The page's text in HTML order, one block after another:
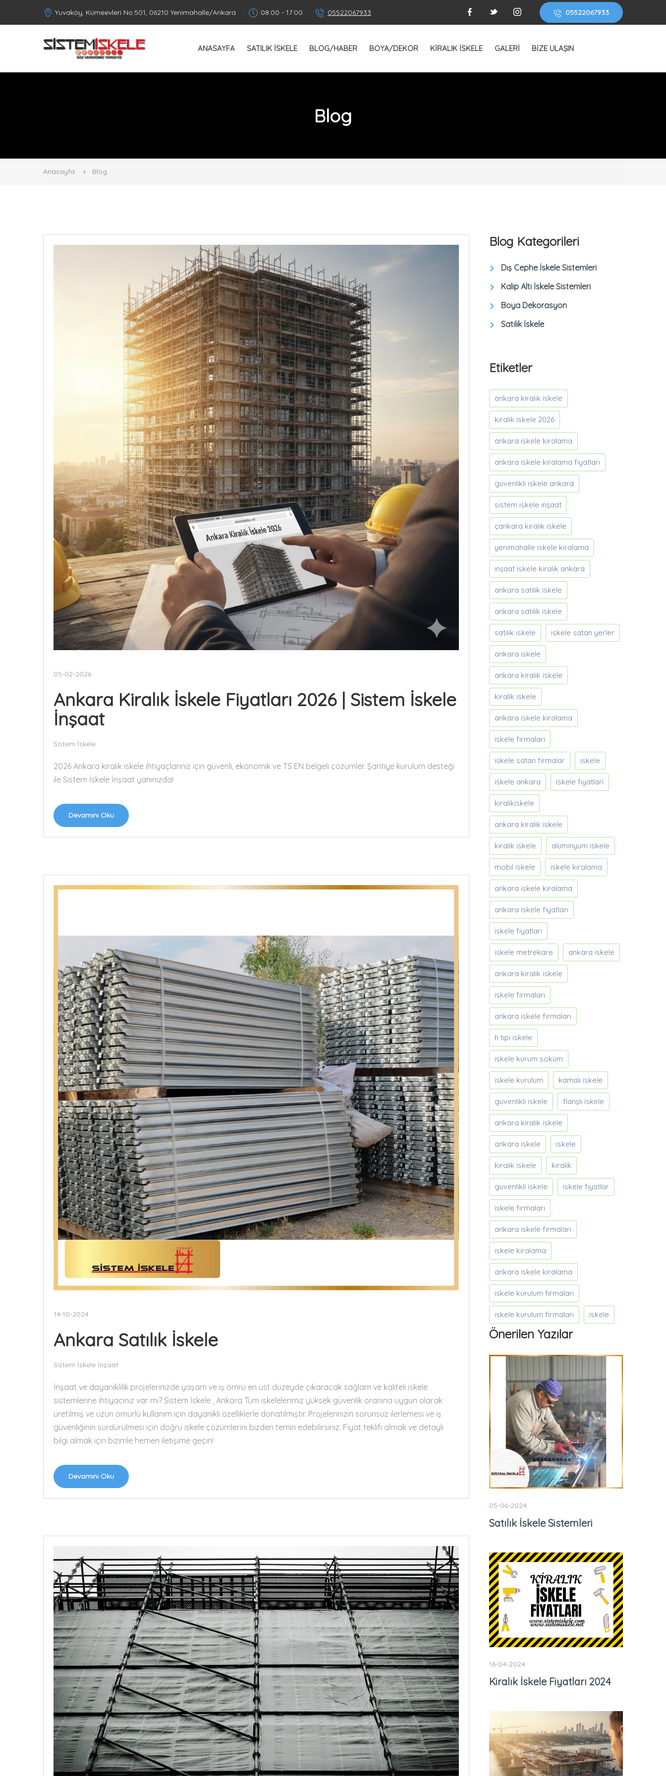
Yuvaköy, Kümeevleri No:501, 06210 Yenimahalle/Ankara 08:00 - 17:00 05522067933 05522067933
ANASAYFA SATILIK İSKELE BLOG/HABER BOYA/DEKOR KİRALIK İSKELE GALERİ BİZE ULAŞIN
Blog
Anasayfa Blog
05-02-2026
Ankara Kiralık İskele Fiyatları 2026 | Sistem İskele
İnşaat
Sistem İskele
2026 Ankara kiralık iskele ihtiyaçlarınız için güvenli, ekonomik ve TS EN belgeli çözümler. Şantiye kurulum desteği
ile Sistem İskele İnşaat yanınızda!
Devamını Oku
14-10-2024
Ankara Satılık İskele
Sistem İskele İnşaat
İnşaat ve dayanıklılık projelerinizde yaşam ve iş ömrü en üst düzeyde çıkaracak sağlam ve kaliteli iskele
sistemlerine ihtiyacınız var mı? Sistem İskele , Ankara Tüm iskelelerimiz yüksek güvenlik oranına uygun olarak
üretilmiş ve uzun ömürlü kullanım için dayanıklı özelliklerle donatılmıştır. Projelerinizin sorunsuz ilerlemesi ve iş
güvenliğinin sürdürülmesi için doğru iskele çözümlerini bizden temin edebilirsiniz. Fiyat teklifi almak ve detaylı
bilgi almak için bizimle hemen iletişime geçin!
Devamını Oku
Blog Kategorileri
Dış Cephe İskele Sistemleri
Kalıp Altı İskele Sistemleri
Boya Dekorasyon
Satılık İskele
Etiketler
ankara kiralık iskele
kiralık iskele 2026
ankara iskele kiralama
ankara iskele kiralama fiyatları
güvenlikli iskele ankara
sistem iskele inşaat
çankara kiralık iskele
yenimahalle iskele kiralama
inşaat iskele kiralık ankara
ankara satilik iskele
ankara satılık iskele
satılık iskele iskele satan yerler
ankara iskele
ankara kiralık iskele
kiralik iskele
ankara iskele kiralama
iskele firmalari
iskele satan firmalar iskele
iskele ankara iskele fiyatlari
kiralikiskele
ankara kiralık iskele
kiralık iskele alüminyum iskele
mobil iskele iskele kiralama
ankara iskele kiralama
ankara iskele fiyatları
iskele fiyatları
iskele metrekare ankara iskele
ankara kiralık iskele
iskele firmaları
ankara iskele firmaları
h tipi iskele
iskele kurum söküm
iskele kurulum kamalı iskele
güvenlikli iskele flanşlı iskele
ankara kiralık iskele
ankara iskele iskele
kiralık iskele kiralık
güvenlikli iskele iskele fiyatlar
iskele firmaları
ankara iskele firmaları
iskele kiralama
ankara iskele kiralama
iskele kurulum firmaları
iskele kurulum firmaları iskele
Önerilen Yazılar
05-06-2024
Satılık İskele Sistemleri
16-04-2024
Kiralık İskele Fiyatları 2024